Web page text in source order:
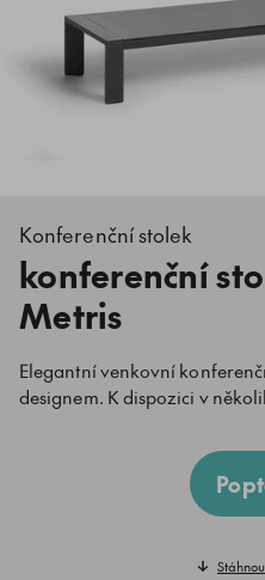
Konferenční stolek
konferenční
Metris
Elegantní venkovní
designem. K dispozici v